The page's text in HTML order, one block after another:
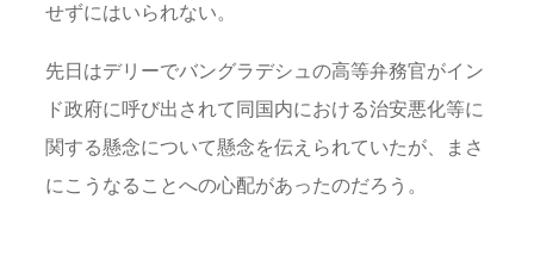
せずにはいられない。
先日はデリーでバングラデシュの高等弁務官がイン
ド政府に呼び出されて同国内における治安悪化等に
関する懸念について懸念を伝えられていたが、まさ
にこうなることへの心配があったのだろう。